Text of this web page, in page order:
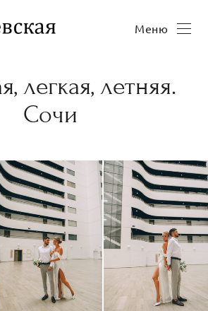
Меню
легкая, летняя.
Сочи